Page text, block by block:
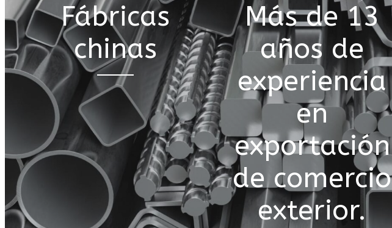
Fábricas
chinas
Más de 13
años de
experiencia
en
exportación
de comercio
exterior.